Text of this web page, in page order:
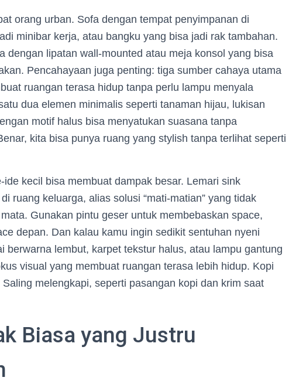
orang urban. Sofa dengan tempat penyimpanan di
minibar kerja, atau bangku yang bisa jadi rak tambahan.
dengan lipatan wall-mounted atau meja konsol yang bisa
Pencahayaan juga penting: tiga sumber cahaya utama
ruangan terasa hidup tanpa perlu lampu menyala
dua elemen minimalis seperti tanaman hijau, lukisan
motif halus bisa menyatukan suasana tanpa
kita bisa punya ruang yang stylish tanpa terlihat seperti
kecil bisa membuat dampak besar. Lemari sink
ruang keluarga, alias solusi “mati-matian” yang tidak
Gunakan pintu geser untuk membebaskan space,
depan. Dan kalau kamu ingin sedikit sentuhan nyeni
berwarna lembut, karpet tekstur halus, atau lampu gantung
visual yang membuat ruangan terasa lebih hidup. Kopi
melengkapi, seperti pasangan kopi dan krim saat
Biasa yang Justru